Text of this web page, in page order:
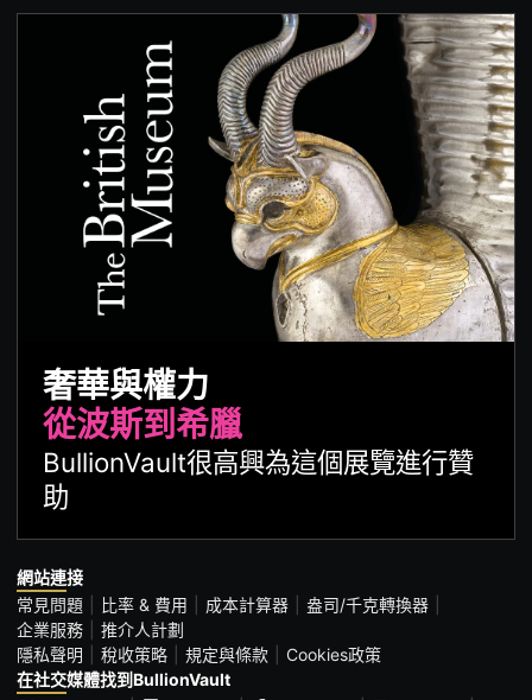
奢華與權力
從波斯到希臘
BullionVault很高興為這個展覽進行贊
助
網站連接
常見問題
比率 & 費用 成本計算器
盎司/千克轉換器
企業服務
推介人計劃
隱私聲明
稅收策略 規定與條款
Cookies政策
在社交媒體找到BullionVault